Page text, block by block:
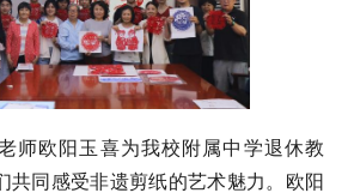
师欧阳玉喜为我校附属中学退休教
共同感受非遗剪纸的艺术魅力。欧阳